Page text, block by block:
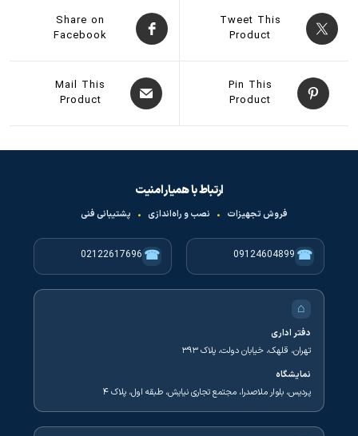
Tweet This
Product
Share on
Facebook
Pin This
Product
Mail This
Product
ارتباط با همیار امنیت
فروش تجهیزات • نصب و راه‌اندازی • پشتیبانی فنی
☎
09124604899
☎
02122617696
⌂
دفتر اداری
تهران، قلهک، خیابان دولت، پلاک ۳۹۳
نمایشگاه
پردیس، بلوار ملاصدرا، مجتمع تجاری نیایش، طبقه اول، پلاک ۴